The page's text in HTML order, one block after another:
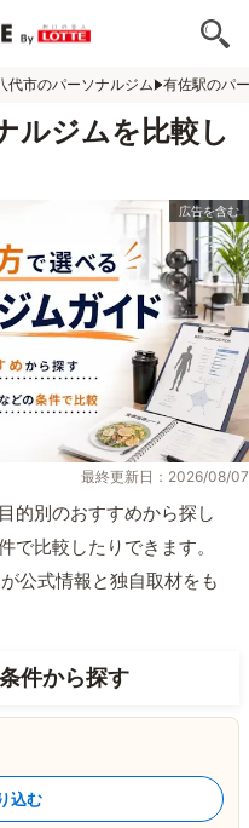
代市のパーソナルジム 有佐駅のパ
ルジムを比較し
最終更新日：2026/08/07
的別のおすすめから探し
で比較したりできます。
公式情報と独自取材をも
件から探す
込む